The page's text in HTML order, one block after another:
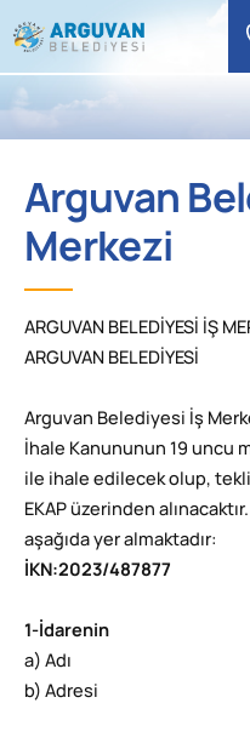
Arguvan
Merkezi
ARGUVAN BELEDİYESİ İŞ
ARGUVAN BELEDİYESİ
Arguvan Belediyesi İş
İhale Kanununun 19 uncu
ile ihale edilecek olup,
EKAP üzerinden
aşağıda yer almaktadır:
İKN :2023/487877
1-İdarenin
a) Adı
b) Adresi